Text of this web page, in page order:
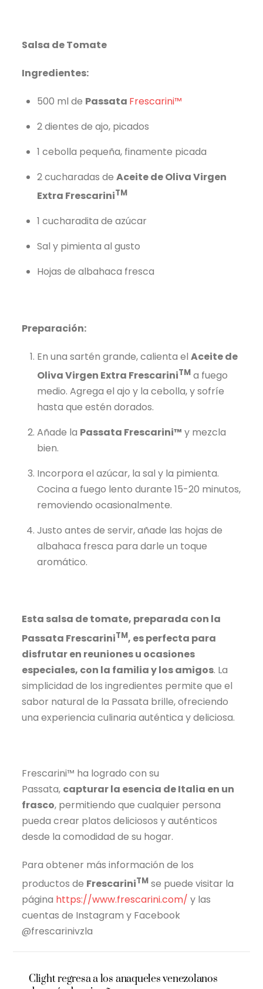
Salsa de Tomate
Ingredientes:
500 ml de Passata Frescarini™
2 dientes de ajo, picados
1 cebolla pequeña, finamente picada
2 cucharadas de Aceite de Oliva Virgen
Extra FrescariniTM
1 cucharadita de azúcar
Sal y pimienta al gusto
Hojas de albahaca fresca
Preparación:
En una sartén grande, calienta el Aceite de
Oliva Virgen Extra FrescariniTM a fuego
medio. Agrega el ajo y la cebolla, y sofríe
hasta que estén dorados.
Añade la Passata Frescarini™ y mezcla
bien.
Incorpora el azúcar, la sal y la pimienta.
Cocina a fuego lento durante 15-20 minutos,
removiendo ocasionalmente.
Justo antes de servir, añade las hojas de
albahaca fresca para darle un toque
aromático.
Esta salsa de tomate, preparada con la
Passata FrescariniTM, es perfecta para
disfrutar en reuniones u ocasiones
especiales, con la familia y los amigos. La
simplicidad de los ingredientes permite que el
sabor natural de la Passata brille, ofreciendo
una experiencia culinaria auténtica y deliciosa.
Frescarini™ ha logrado con su
Passata, capturar la esencia de Italia en un
frasco, permitiendo que cualquier persona
pueda crear platos deliciosos y auténticos
desde la comodidad de su hogar.
Para obtener más información de los
productos de FrescariniTM se puede visitar la
página https://www.frescarini.com/ y las
cuentas de Instagram y Facebook
@frescarinivzla
Clight regresa a los anaqueles venezolanos